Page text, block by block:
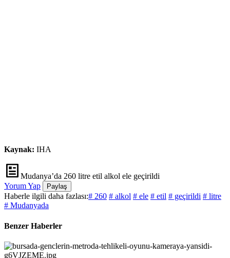
Kaynak: IHA
Mudanya’da 260 litre etil alkol ele geçirildi
Yorum Yap
Paylaş
Haberle ilgili daha fazlası:# 260 # alkol # ele # etil # geçirildi # litre
# Mudanyada
Benzer Haberler